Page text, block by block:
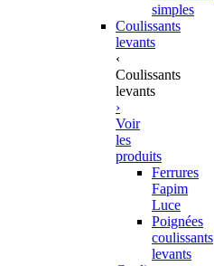
simples
Coulissants
levants
‹
Coulissants
levants
›
Voir
les
produits
Ferrures
Fapim
Luce
Poignées
coulissants
levants